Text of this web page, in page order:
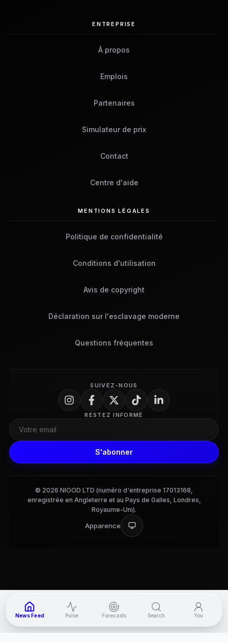
ENTREPRISE
À propos
Emplois
Partenaires
Simulateur de prix
Contact
Centre d'aide
MENTIONS LÉGALES
Politique de confidentialité
Conditions d'utilisation
Avis de copyright
Déclaration sur l'esclavage moderne
Questions fréquentes
SUIVEZ-NOUS
RESTEZ INFORMÉ
S'abonner
© 2026 NIOOD LTD (numéro d'entreprise 17013168,
enregistrée en Angleterre et au Pays de Galles, Londres,
Royaume-Uni).
Apparence
News Feed Pulse
3
Forecasts Search You